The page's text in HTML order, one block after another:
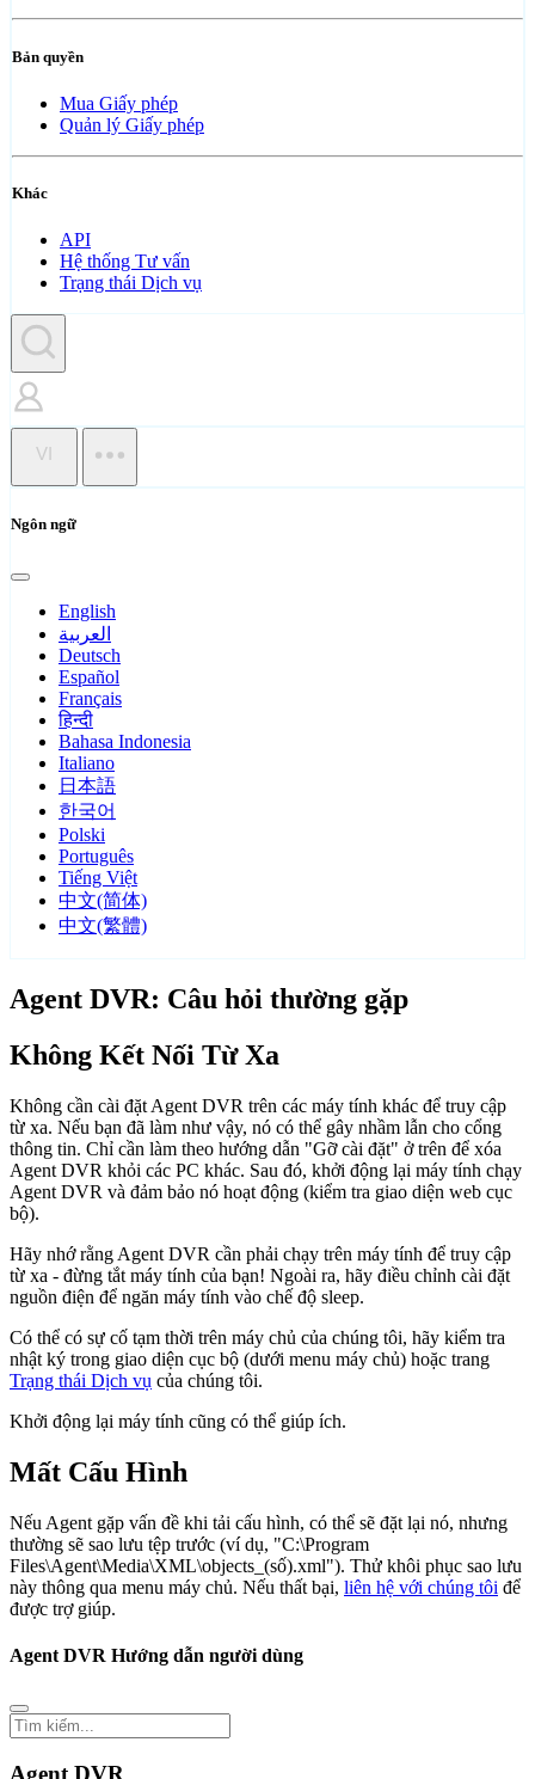
Bản quyền
Mua Giấy phép
Quản lý Giấy phép
Khác
API
Hệ thống Tư vấn
Trạng thái Dịch vụ
VI
Ngôn ngữ
English
العربية
Deutsch
Español
Français
हिन्दी
Bahasa Indonesia
Italiano
日本語
한국어
Polski
Português
Tiếng Việt
中文(简体)
中文(繁體)
Agent DVR: Câu hỏi thường gặp
Không Kết Nối Từ Xa
Không cần cài đặt Agent DVR trên các máy tính khác để truy cập
từ xa. Nếu bạn đã làm như vậy, nó có thể gây nhầm lẫn cho cổng
thông tin. Chỉ cần làm theo hướng dẫn "Gỡ cài đặt" ở trên để xóa
Agent DVR khỏi các PC khác. Sau đó, khởi động lại máy tính chạy
Agent DVR và đảm bảo nó hoạt động (kiểm tra giao diện web cục
bộ).
Hãy nhớ rằng Agent DVR cần phải chạy trên máy tính để truy cập
từ xa - đừng tắt máy tính của bạn! Ngoài ra, hãy điều chỉnh cài đặt
nguồn điện để ngăn máy tính vào chế độ sleep.
Có thể có sự cố tạm thời trên máy chủ của chúng tôi, hãy kiểm tra
nhật ký trong giao diện cục bộ (dưới menu máy chủ) hoặc trang
Trạng thái Dịch vụ của chúng tôi.
Khởi động lại máy tính cũng có thể giúp ích.
Mất Cấu Hình
Nếu Agent gặp vấn đề khi tải cấu hình, có thể sẽ đặt lại nó, nhưng
thường sẽ sao lưu tệp trước (ví dụ, "C:\Program
Files\Agent\Media\XML\objects_(số).xml"). Thử khôi phục sao lưu
này thông qua menu máy chủ. Nếu thất bại, liên hệ với chúng tôi để
được trợ giúp.
Agent DVR Hướng dẫn người dùng
Agent DVR